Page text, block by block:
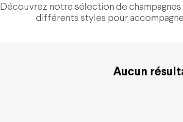
Découvrez notre sélection de
différents styles pour
Aucun